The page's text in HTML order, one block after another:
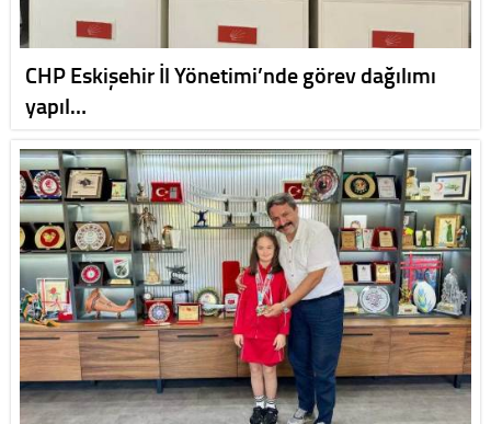
CHP Eskişehir İl Yönetimi’nde görev dağılımı
yapıl…